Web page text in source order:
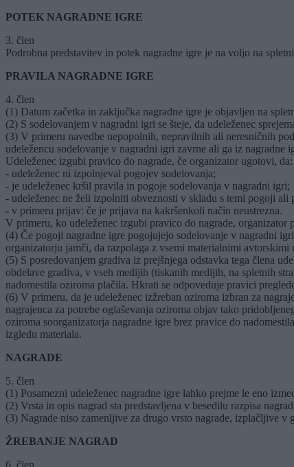
POTEK NAGRADNE IGRE
3. člen
Podrobna predstavitev in potek nagradne igre je na voljo na
PRAVILA NAGRADNE IGRE
4. člen
(1) Datum začetka in zaključka nagradne igre je objavljen na
(2) S sodelovanjem v nagradni igri se šteje, da udeleženec
(3) V primeru navedbe nepopolnih, nepravilnih ali neresničnih
udeležencu sodelovanje v nagradni igri zavrne ali ga iz nagradne
Udeleženec izgubi pravico do nagrade, če organizator ugotovi, da:
- udeleženec ni izpolnjeval pogojev sodelovanja;
- je udeleženec kršil pravila in pogoje sodelovanja v nagradni igri;
- udeleženec ne želi izpolniti obveznosti v skladu s temi pogoji
- v primeru prijav: če je prijava na kakršenkoli način neustrezna.
V primeru, ko udeleženec izgubi pravico do nagrade,
(4) Če pogoji nagradne igre pogojujejo sodelovanje v nagradni
organizatorju jamči, da razpolaga z vsemi materialnimi
(5) S posredovanjem gradiva iz prejšnjega odstavka tega člena
obdelave gradiva, v vseh medijih (tiskanih medijih, na spletnih
nadomestila oziroma plačila. Hkrati se odpoveduje pravici
(6) V primeru, da je udeleženec izžreban oziroma izbran za
nagrajenca za potrebe oglaševanja oziroma objav tako
oziroma soorganizatorja nagradne igre brez pravice do
izgledu materiala.
NAGRADE
5. člen
(1) Posamezni udeleženec nagradne igre lahko prejme le eno
(2) Vrsta in opis nagrad sta predstavljena v besedilu razpisa
(3) Nagrade niso zamenljive za drugo vrsto nagrade, izplačljive v
ŽREBANJE NAGRAD
6. člen